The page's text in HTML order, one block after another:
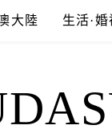
大陸 生活·婚